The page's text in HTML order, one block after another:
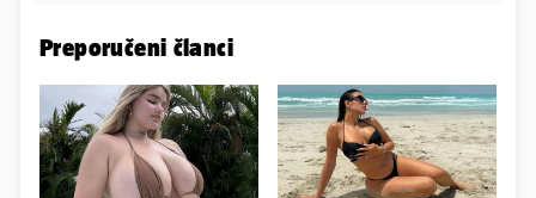
Preporučeni članci